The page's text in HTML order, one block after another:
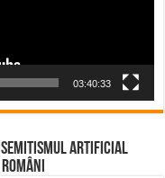
03:40:33
Artificial